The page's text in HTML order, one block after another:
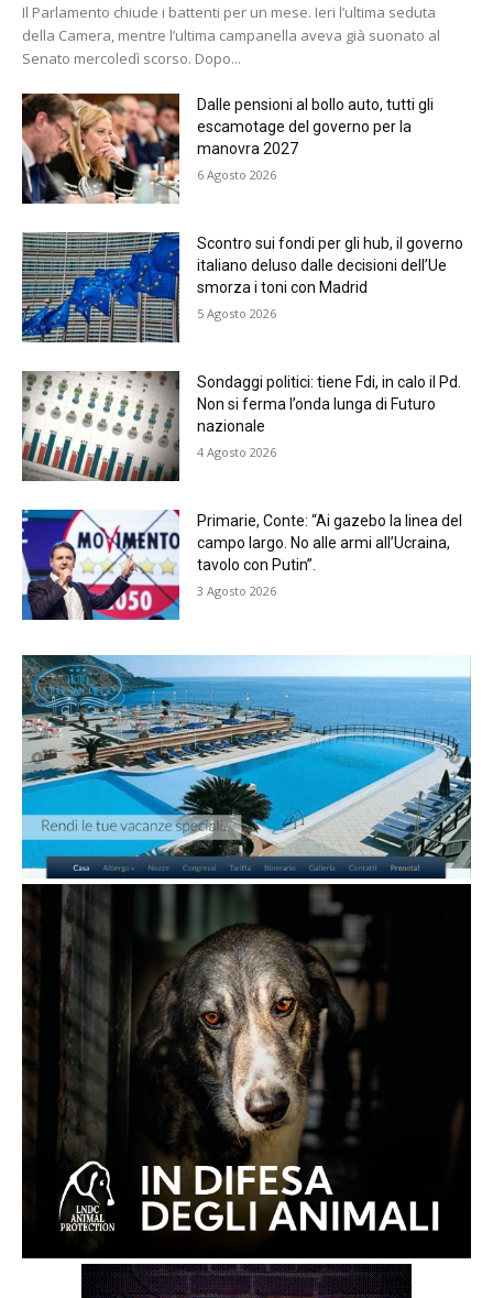
Il Parlamento chiude i battenti per un mese. Ieri l’ultima seduta
della Camera, mentre l’ultima campanella aveva già suonato al
Senato mercoledì scorso. Dopo...
Dalle pensioni al bollo auto, tutti gli
escamotage del governo per la
manovra 2027
6 Agosto 2026
Scontro sui fondi per gli hub, il governo
italiano deluso dalle decisioni dell’Ue
smorza i toni con Madrid
5 Agosto 2026
Sondaggi politici: tiene Fdi, in calo il Pd.
Non si ferma l’onda lunga di Futuro
nazionale
4 Agosto 2026
Primarie, Conte: “Ai gazebo la linea del
campo largo. No alle armi all’Ucraina,
tavolo con Putin”.
3 Agosto 2026